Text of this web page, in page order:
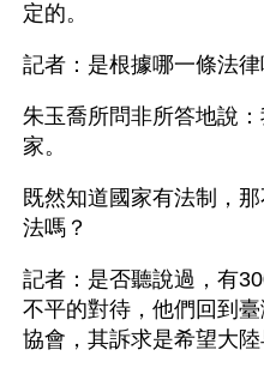
定的。
記者：是根據哪一條法
朱玉喬所問非所答地說
家。
既然知道國家有法制，
法嗎？
記者：是否聽說過，有
不平的對待，他們回到
協會，其訴求是希望大陸